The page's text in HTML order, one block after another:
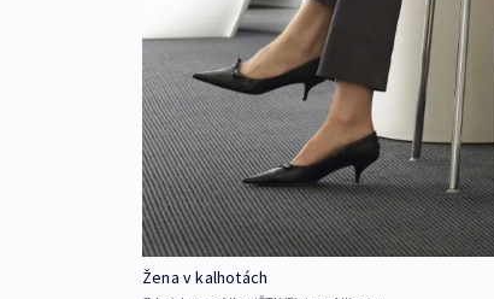
Žena v kalhotách